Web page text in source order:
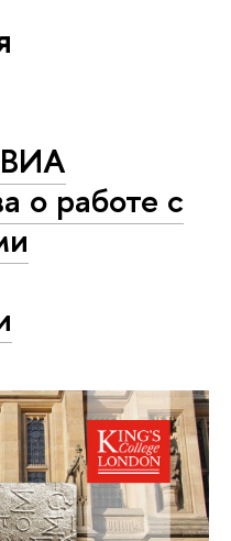
о работе с